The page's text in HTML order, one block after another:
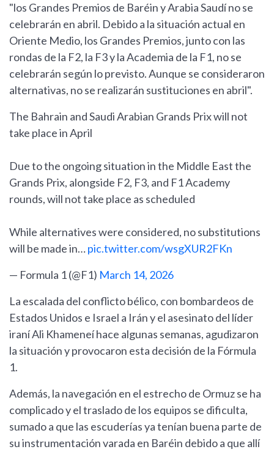
"los Grandes Premios de Baréin y Arabia Saudí no se
celebrarán en abril. Debido a la situación actual en
Oriente Medio, los Grandes Premios, junto con las
rondas de la F2, la F3 y la Academia de la F1, no se
celebrarán según lo previsto. Aunque se consideraron
alternativas, no se realizarán sustituciones en abril".
The Bahrain and Saudi Arabian Grands Prix will not
take place in April
Due to the ongoing situation in the Middle East the
Grands Prix, alongside F2, F3, and F1 Academy
rounds, will not take place as scheduled
While alternatives were considered, no substitutions
will be made in…pic.twitter.com/wsgXUR2FKn
— Formula 1 (@F1) March 14, 2026
La escalada del conflicto bélico, con bombardeos de
Estados Unidos e Israel a Irán y el asesinato del líder
iraní Ali Khameneí hace algunas semanas, agudizaron
la situación y provocaron esta decisión de la Fórmula
1.
Además, la navegación en el estrecho de Ormuz se ha
complicado y el traslado de los equipos se dificulta,
sumado a que las escuderías ya tenían buena parte de
su instrumentación varada en Baréin debido a que allí